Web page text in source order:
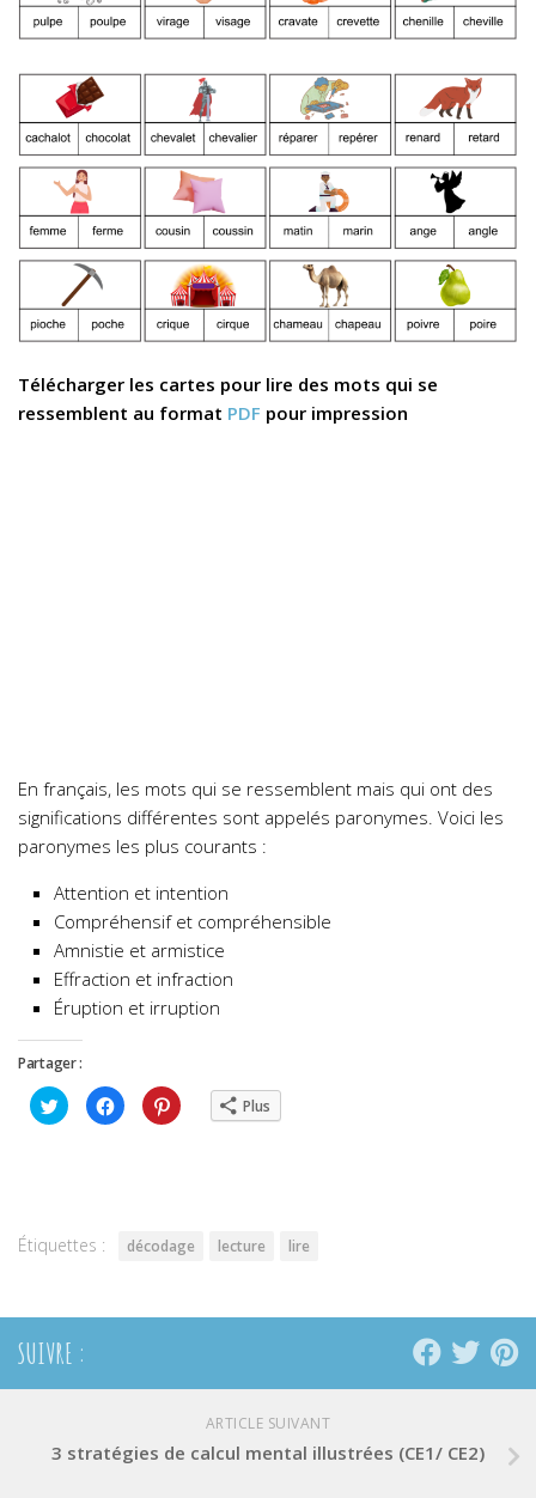
Télécharger les cartes pour lire des mots qui se
ressemblent au format PDF pour impression
En français, les mots qui se ressemblent mais qui ont des
significations différentes sont appelés paronymes. Voici les
paronymes les plus courants :
Attention et intention
Compréhensif et compréhensible
Amnistie et armistice
Effraction et infraction
Éruption et irruption
Partager :
Cliquez
pour
partager
Cliquez
pour
partager
Cliquez
pour Plus
Étiquettes : décodage lecture lire
SUIVRE :
ARTICLE SUIVANT
3 stratégies de calcul mental illustrées (CE1/ CE2)